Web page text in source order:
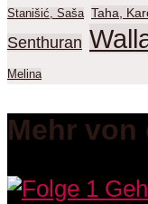
Stanišić, Saša Taha,
Senthuran
Melina
Mehr von